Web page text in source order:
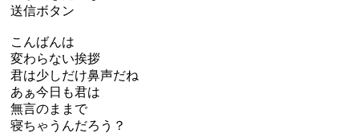
送信ボタン
こんばんは
変わらない挨拶
君は少しだけ鼻声だね
あぁ今日も君は
無言のままで
寝ちゃうんだろう？